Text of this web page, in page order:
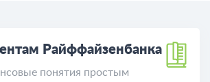
Райффайзенбанка
понятия простым